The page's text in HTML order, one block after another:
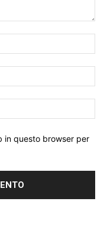
in questo browser per